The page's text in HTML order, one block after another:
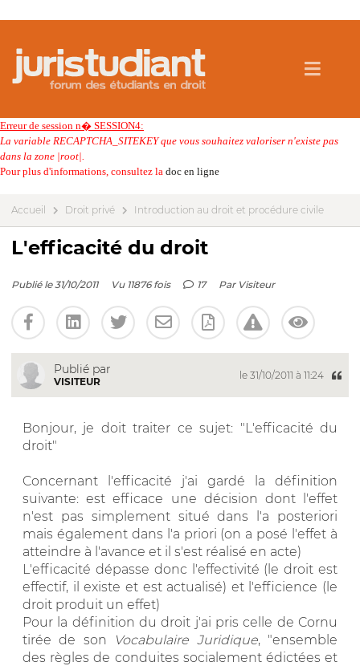
Erreur de session n� SESSION4:
La variable RECAPTCHA_SITEKEY que vous souhaitez valoriser n'existe pas
dans la zone |root|.
Pour plus d'informations, consultez la doc en ligne
Accueil Droit privé Introduction au droit et procédure civile
L'efficacité du droit
Publié le 31/10/2011 Vu 11876 fois 17 Par Visiteur
Publié par
VISITEUR
le 31/10/2011 à 11:24
Bonjour, je doit traiter ce sujet: "L'efficacité du
droit"
Concernant l'efficacité j'ai gardé la définition
suivante: est efficace une décision dont l'effet
n'est pas simplement situé dans l'a posteriori
mais également dans l'a priori (on a posé l'effet à
atteindre à l'avance et il s'est réalisé en acte)
L'efficacité dépasse donc l'effectivité (le droit est
effectif, il existe et est actualisé) et l'efficience (le
droit produit un effet)
Pour la définition du droit j'ai pris celle de Cornu
tirée de son
Vocabulaire Juridique, "ensemble
des règles de conduites socialement édictées et